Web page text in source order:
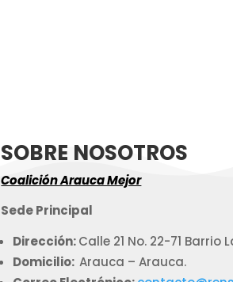
SOBRE NOSOTROS
Coalición Arauca Mejor
Sede Principal
Dirección:Calle 21 No. 22-71 Barrio
Domicilio:Arauca – Arauca.